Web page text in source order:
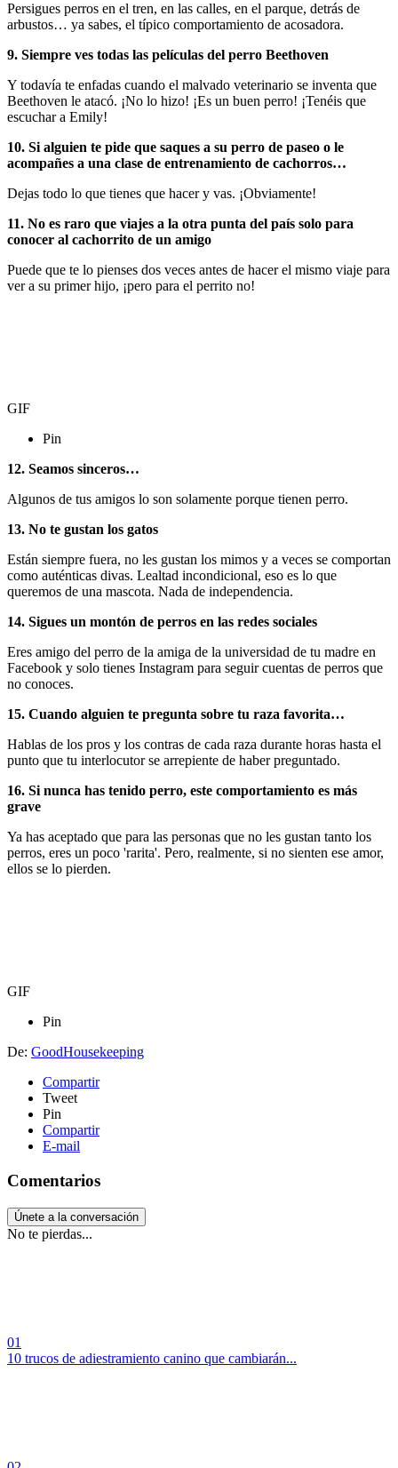
Persigues perros en el tren, en las calles, en el parque, detrás de
arbustos… ya sabes, el típico comportamiento de acosadora.
9. Siempre ves todas las películas del perro Beethoven
Y todavía te enfadas cuando el malvado veterinario se inventa que
Beethoven le atacó. ¡No lo hizo! ¡Es un buen perro! ¡Tenéis que
escuchar a Emily!
10. Si alguien te pide que saques a su perro de paseo o le
acompañes a una clase de entrenamiento de cachorros…
Dejas todo lo que tienes que hacer y vas. ¡Obviamente!
11. No es raro que viajes a la otra punta del país solo para
conocer al cachorrito de un amigo
Puede que te lo pienses dos veces antes de hacer el mismo viaje para
ver a su primer hijo, ¡pero para el perrito no!
GIF
Pin
12. Seamos sinceros…
Algunos de tus amigos lo son solamente porque tienen perro.
13. No te gustan los gatos
Están siempre fuera, no les gustan los mimos y a veces se comportan
como auténticas divas. Lealtad incondicional, eso es lo que
queremos de una mascota. Nada de independencia.
14. Sigues un montón de perros en las redes sociales
Eres amigo del perro de la amiga de la universidad de tu madre en
Facebook y solo tienes Instagram para seguir cuentas de perros que
no conoces.
15. Cuando alguien te pregunta sobre tu raza favorita…
Hablas de los pros y los contras de cada raza durante horas hasta el
punto que tu interlocutor se arrepiente de haber preguntado.
16. Si nunca has tenido perro, este comportamiento es más
grave
Ya has aceptado que para las personas que no les gustan tanto los
perros, eres un poco 'rarita'. Pero, realmente, si no sienten ese amor,
ellos se lo pierden.
GIF
Pin
De: GoodHousekeeping
Compartir
Tweet
Pin
Compartir
E-mail
Comentarios
Únete a la conversación
No te pierdas...
01
10 trucos de adiestramiento canino que cambiarán...